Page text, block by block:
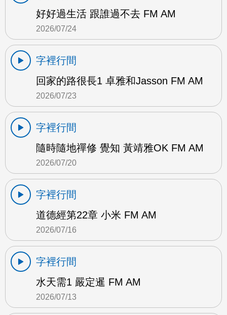
好好過生活 跟誰過不去 FM AM
2026/07/24
字裡行間
回家的路很長1 卓雅和Jasson FM AM
2026/07/23
字裡行間
隨時隨地禪修 覺知 黃靖雅OK FM AM
2026/07/20
字裡行間
道德經第22章 小米 FM AM
2026/07/16
字裡行間
水天需1 嚴定暹 FM AM
2026/07/13